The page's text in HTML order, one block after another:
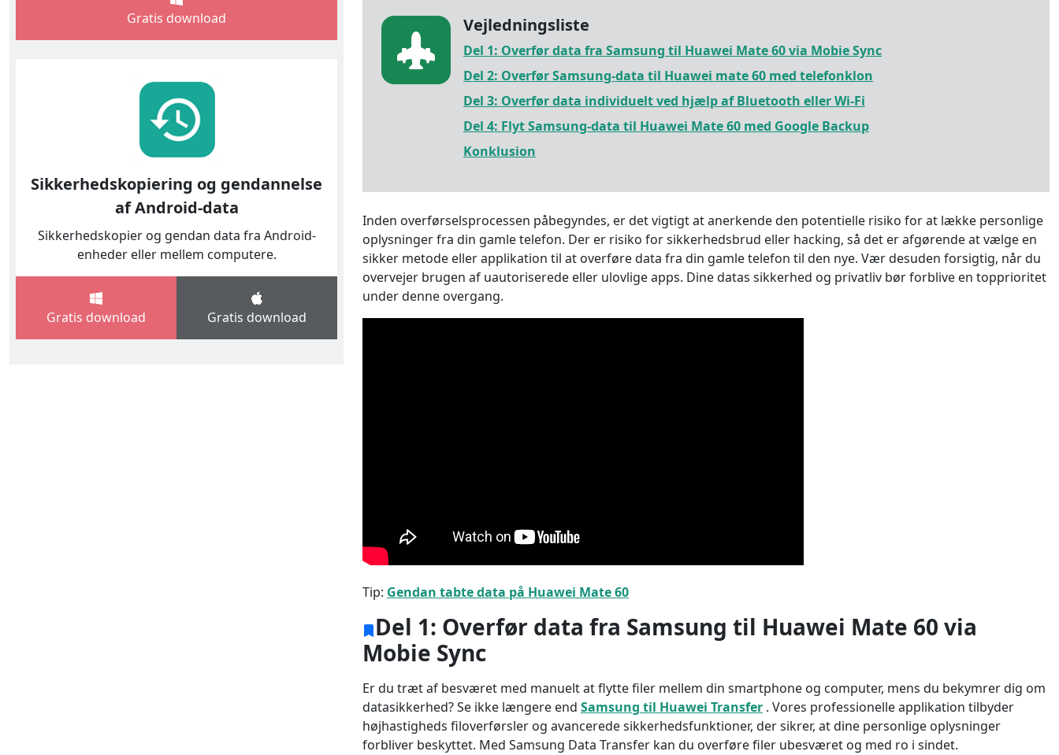
Gratis download
Sikkerhedskopiering og gendannelse
af Android-data
Sikkerhedskopier og gendan data fra Android-
enheder eller mellem computere.
Gratis download Gratis download
Vejledningsliste
Del 1: Overfør data fra Samsung til Huawei Mate 60 via Mobie Sync
Del 2: Overfør Samsung-data til Huawei mate 60 med telefonklon
Del 3: Overfør data individuelt ved hjælp af Bluetooth eller Wi-Fi
Del 4: Flyt Samsung-data til Huawei Mate 60 med Google Backup
Konklusion
Inden overførselsprocessen påbegyndes, er det vigtigt at anerkende den potentielle risiko for at lække personlige
oplysninger fra din gamle telefon. Der er risiko for sikkerhedsbrud eller hacking, så det er afgørende at vælge en
sikker metode eller applikation til at overføre data fra din gamle telefon til den nye. Vær desuden forsigtig, når du
overvejer brugen af ​​uautoriserede eller ulovlige apps. Dine datas sikkerhed og privatliv bør forblive en topprioritet
under denne overgang.
Tip: Gendan tabte data på Huawei Mate 60
Del 1: Overfør data fra Samsung til Huawei Mate 60 via
Mobie Sync
Er du træt af besværet med manuelt at flytte filer mellem din smartphone og computer, mens du bekymrer dig om
datasikkerhed? Se ikke længere end Samsung til Huawei Transfer . Vores professionelle applikation tilbyder
højhastigheds filoverførsler og avancerede sikkerhedsfunktioner, der sikrer, at dine personlige oplysninger
forbliver beskyttet. Med Samsung Data Transfer kan du overføre filer ubesværet og med ro i sindet.